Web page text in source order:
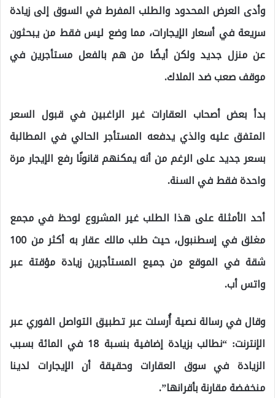
وأدى العرض المحدود والطلب المفرط في السوق إلى زيادة
سريعة في أسعار الإيجارات، مما وضع ليس فقط من يبحثون
عن منزل جديد ولكن أيضًا من هم بالفعل مستأجرين في
موقف صعب ضد الملاك.
بدأ بعض أصحاب العقارات غير الراغبين في قبول السعر
المتفق عليه والذي يدفعه المستأجر الحالي في المطالبة
بسعر جديد على الرغم من أنه يمكنهم قانونًا رفع الإيجار مرة
واحدة فقط في السنة.
أحد الأمثلة على هذا الطلب غير المشروع لوحظ في مجمع
مغلق في إسطنبول، حيث طلب مالك عقار به أكثر من 100
شقة في الموقع من جميع المستأجرين زيادة مؤقتة عبر
واتس أب.
وقال في رسالة نصية أُرسلت عبر تطبيق التواصل الفوري عبر
الإنترنت: “نطالب بزيادة إضافية بنسبة 18 في المائة بسبب
الزيادة في سوق العقارات وحقيقة أن الإيجارات لدينا
منخفضة مقارنة بأقرانها”.